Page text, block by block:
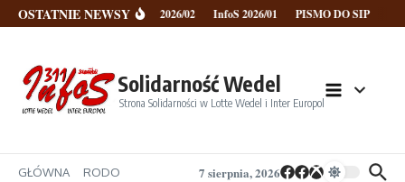
Przejdź do treści
OSTATNIE NEWSYInfoS 2026/02 InfoS 2026/01 PISMO DO SIP
Solidarność Wedel
Strona Solidarności w Lotte Wedel i Inter Europol
GŁÓWNA RODO 7 sierpnia, 2026